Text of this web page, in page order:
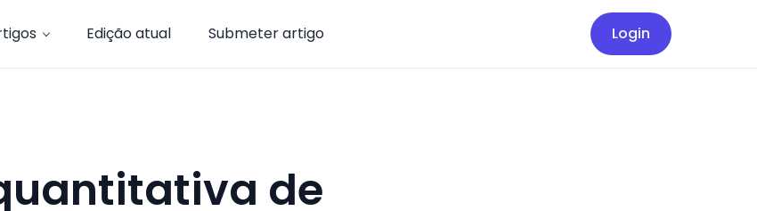
Edição atual Submeter artigo Login
de